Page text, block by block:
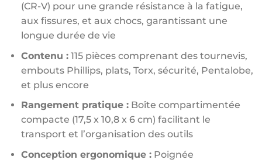
(CR-V) pour une grande résistance à la fatigue,
aux fissures, et aux chocs, garantissant une
longue durée de vie
Contenu :115 pièces comprenant des tournevis,
embouts Phillips, plats, Torx, sécurité, Pentalobe,
et plus encore
Rangement pratique :Boîte compartimentée
compacte (17,5 x 10,8 x 6 cm) facilitant le
transport et l’organisation des outils
Conception ergonomique :Poignée